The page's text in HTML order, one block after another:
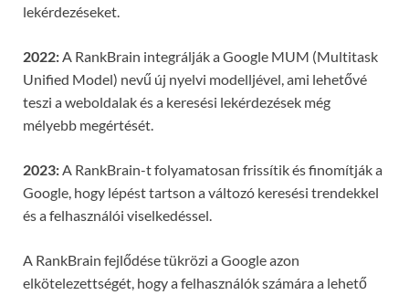
lekérdezéseket.
2022: A RankBrain integrálják a Google MUM (Multitask
Unified Model) nevű új nyelvi modelljével, ami lehetővé
teszi a weboldalak és a keresési lekérdezések még
mélyebb megértését.
2023: A RankBrain-t folyamatosan frissítik és finomítják a
Google, hogy lépést tartson a változó keresési trendekkel
és a felhasználói viselkedéssel.
A RankBrain fejlődése tükrözi a Google azon
elkötelezettségét, hogy a felhasználók számára a lehető